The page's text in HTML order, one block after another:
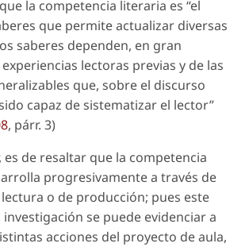
la competencia literaria es “el
que permite actualizar diversas
saberes dependen, en gran
lectoras previas y de las
que, sobre el discurso
capaz de sistematizar el lector”
, párr. 3)
es de resaltar que la competencia
progresivamente a través de
o de producción; pues este
se puede evidenciar a
acciones del proyecto de aula,